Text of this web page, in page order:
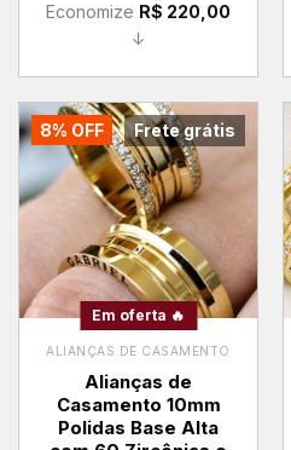
Economize R$ 220,00
↓
Frete grátis
8% OFF
Em oferta 🔥
ALIANÇAS DE CASAMENTO
Alianças de
Casamento 10mm
Polidas Base Alta